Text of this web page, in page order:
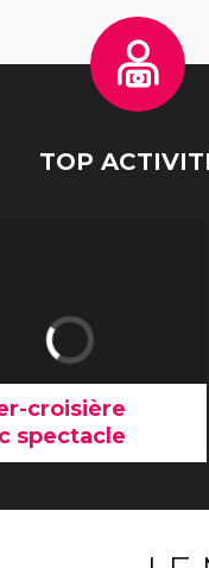
TOP
croisière
spectacle